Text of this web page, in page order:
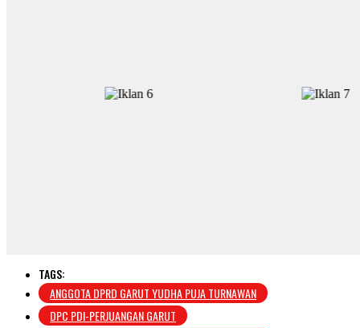
TAGS:
ANGGOTA DPRD GARUT YUDHA PUJA TURNAWAN
DPC PDI-PERJUANGAN GARUT